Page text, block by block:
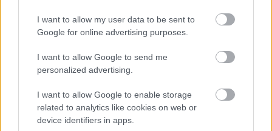
I want to allow my user data to be sent to
Google for online advertising purposes.
I want to allow Google to send me
personalized advertising.
I want to allow Google to enable storage
related to analytics like cookies on web or
device identifiers in apps.
Paks II.: Mit jelent az 5. blokk új
mérföldköve a felülvizsgálat
árnyékában?
Fontos a postaládákba költöző
széncinegék védelme